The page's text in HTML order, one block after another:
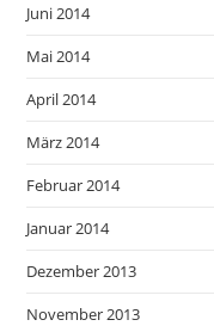
Juni 2014
Mai 2014
April 2014
März 2014
Februar 2014
Januar 2014
Dezember 2013
November 2013